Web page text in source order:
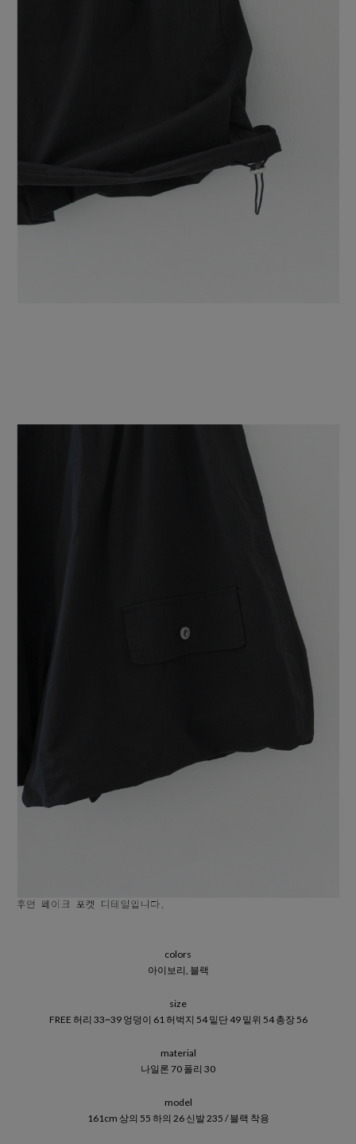
colors
아이보리, 블랙
size
FREE 허리 33~39 엉덩이 61 허벅지 54 밑단 49 밑위 54 총장 56
material
나일론 70 폴리 30
model
161cm 상의 55 하의 26 신발 235 / 블랙 착용